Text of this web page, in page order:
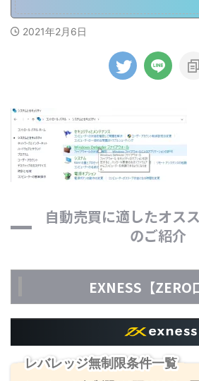
2021年2月6日
自動売買に適したオス
のご紹介
EXNESS【ZERO
レバレッジ無制限条件一覧